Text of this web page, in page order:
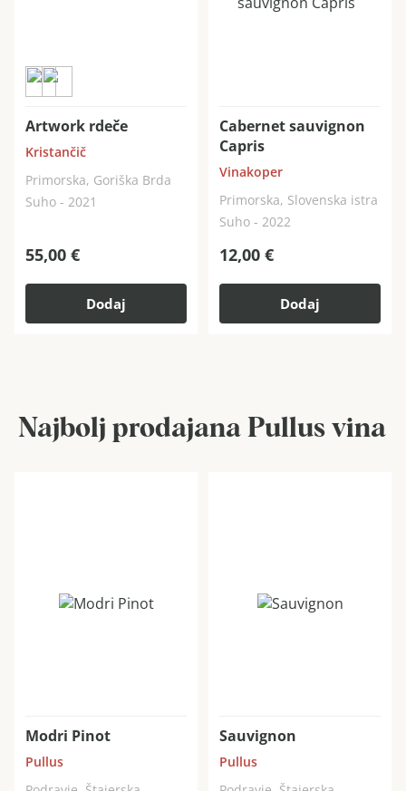
Artwork rdeče
Kristančič
Primorska, Goriška Brda
Suho - 2021
55,00 €
Dodaj
Cabernet sauvignon
Capris
Vinakoper
Primorska, Slovenska istra
Suho - 2022
12,00 €
Dodaj
Najbolj prodajana Pullus vina
Modri Pinot
Pullus
Sauvignon
Pullus